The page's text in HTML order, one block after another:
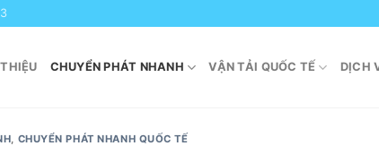
CHUYỂN PHÁT NHANH VẬN TẢI QUỐC TẾ DỊCH
, CHUYỂN PHÁT NHANH QUỐC TẾ